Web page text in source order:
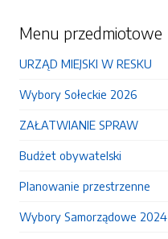
Menu przedmiotowe
URZĄD MIEJSKI W RESKU
Wybory Sołeckie 2026
ZAŁATWIANIE SPRAW
Budżet obywatelski
Planowanie przestrzenne
Wybory Samorządowe 2024